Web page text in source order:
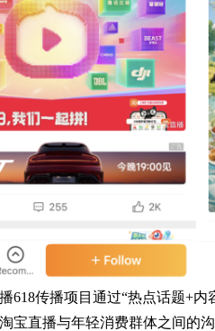
618传播项目通过“热点话题+
宝直播与年轻消费群体之间的